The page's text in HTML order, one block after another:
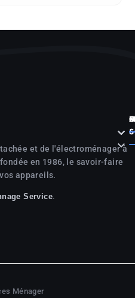
et de l'électroménager à
en 1986, le savoir-faire
appareils.
Service.




Ménager